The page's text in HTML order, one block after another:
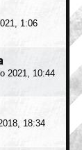
1:06
2021, 10:44
18:34